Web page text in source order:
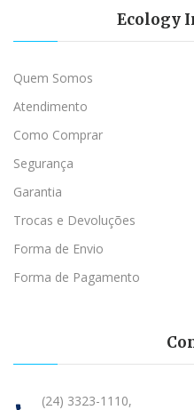
Ecology
Quem Somos
Atendimento
Como Comprar
Segurança
Garantia
Trocas e Devoluções
Forma de Envio
Forma de Pagamento
(24) 3323-1110,